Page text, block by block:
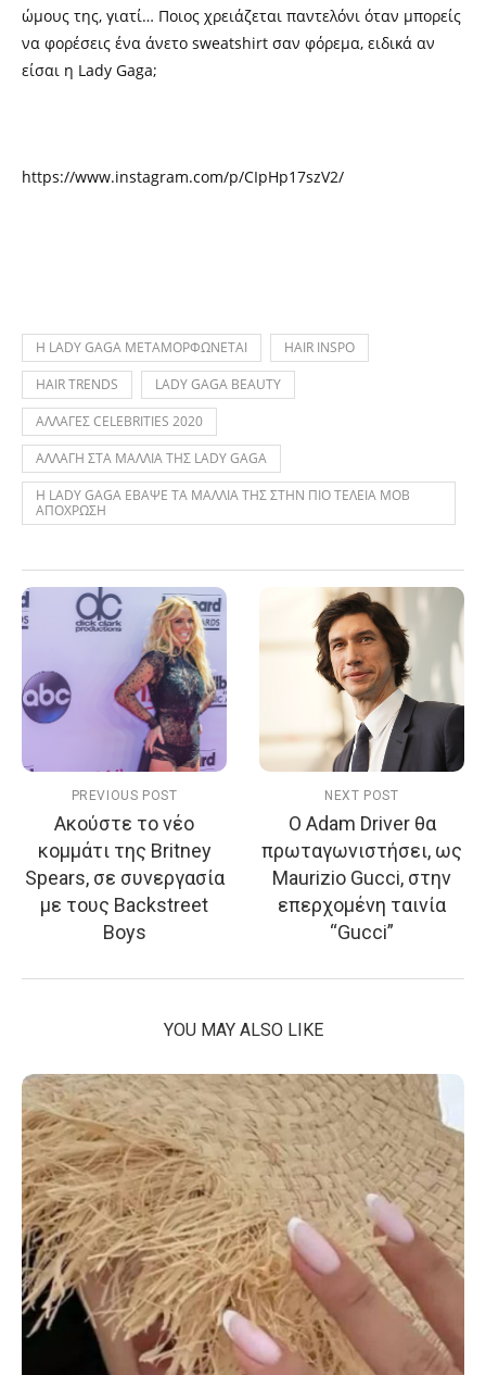
ώμους της, γιατί… Ποιος χρειάζεται παντελόνι όταν μπορείς
να φορέσεις ένα άνετο sweatshirt σαν φόρεμα, ειδικά αν
είσαι η Lady Gaga;
https://www.instagram.com/p/CIpHp17szV2/
H LADY GAGA ΜΕΤΑΜΟΡΦΩΝΕΤΑΙ
HAIR INSPO
HAIR TRENDS
LADY GAGA BEAUTY
ΑΛΛΑΓΕΣ CELEBRITIES 2020
ΑΛΛΑΓΗ ΣΤΑ ΜΑΛΛΙΑ ΤΗΣ LADY GAGA
Η LADY GAGA ΕΒΑΨΕ ΤΑ ΜΑΛΛΙΑ ΤΗΣ ΣΤΗΝ ΠΙΟ ΤΕΛΕΙΑ ΜΟΒ
ΑΠΟΧΡΩΣΗ
PREVIOUS POST
Ακούστε το νέο
κομμάτι της Britney
Spears, σε συνεργασία
με τους Backstreet
Boys
NEXT POST
O Adam Driver θα
πρωταγωνιστήσει, ως
Maurizio Gucci, στην
επερχομένη ταινία
“Gucci”
YOU MAY ALSO LIKE